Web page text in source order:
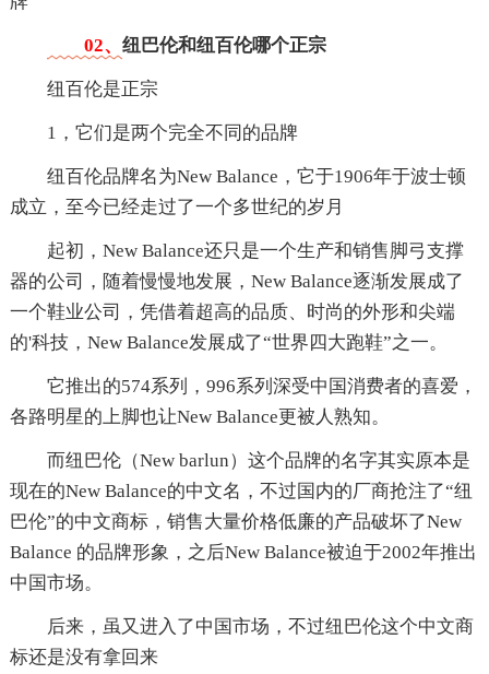
02、 纽巴伦和纽百伦哪个正宗
纽百伦是正宗
1，它们是两个完全不同的品牌
纽百伦品牌名为New Balance，它于1906年于波士顿
成立，至今已经走过了一个多世纪的岁月
起初，New Balance还只是一个生产和销售脚弓支撑
器的公司，随着慢慢地发展，New Balance逐渐发展成了
一个鞋业公司，凭借着超高的品质、时尚的外形和尖端
的'科技，New Balance发展成了“世界四大跑鞋”之一。
它推出的574系列，996系列深受中国消费者的喜爱，
各路明星的上脚也让New Balance更被人熟知。
而纽巴伦（New barlun）这个品牌的名字其实原本是
现在的New Balance的中文名，不过国内的厂商抢注了“纽
巴伦”的中文商标，销售大量价格低廉的产品破坏了New
Balance 的品牌形象，之后New Balance被迫于2002年推出
中国市场。
后来，虽又进入了中国市场，不过纽巴伦这个中文商
标还是没有拿回来